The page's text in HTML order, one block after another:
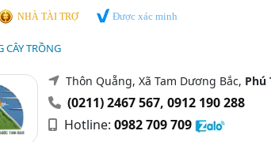
NHÀ TÀI TRỢ Được xác minh
CÂY TRỒNG
Thôn Quẵng, Xã Tam Dương Bắc, Phú
(0211) 2467 567, 0912 190 288
Hotline: 0982 709 709